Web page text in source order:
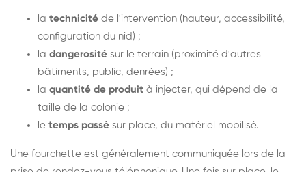
la technicité de l'intervention (hauteur, accessibilité,
configuration du nid) ;
la dangerosité sur le terrain (proximité d'autres
bâtiments, public, denrées) ;
la quantité de produit à injecter, qui dépend de la
taille de la colonie ;
le temps passé sur place, du matériel mobilisé.
Une fourchette est généralement communiquée lors de la